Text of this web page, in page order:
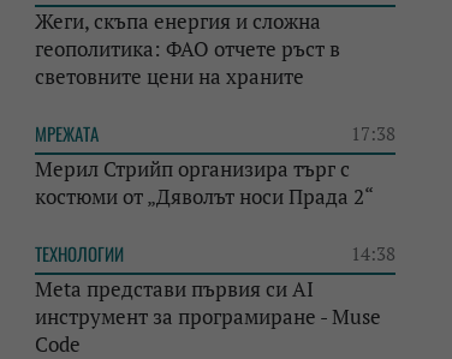
Жеги, скъпа енергия и сложна
геополитика: ФАО отчете ръст в
световните цени на храните
МРЕЖАТА 17:38
Мерил Стрийп организира търг с
костюми от „Дяволът носи Прада 2“
ТЕХНОЛОГИИ 14:38
Meta представи първия си AI
инструмент за програмиране - Muse
Code